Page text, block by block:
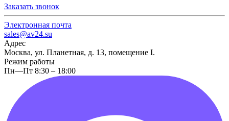
Заказать звонок
Электронная почта
sales@av24.su
Адрес
Москва, ул. Планетная, д. 13, помещение I.
Режим работы
Пн—Пт 8:30 – 18:00